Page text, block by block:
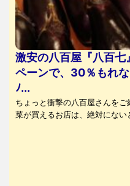
激安の八百屋『八百
ペーンで、30％もれ
ﾉ...
ちょっと衝撃の八百屋さんを
菜が買えるお店は、絶対にない